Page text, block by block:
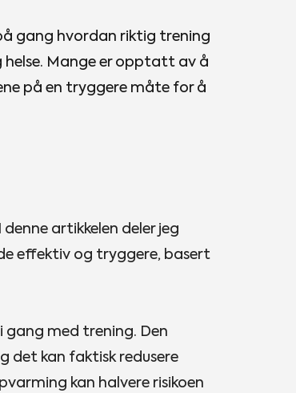
gang hvordan riktig trening
helse. Mange er opptatt av å
på en tryggere måte for å
artikkelen deler jeg
effektiv og tryggere, basert
med trening. Den
det kan faktisk redusere
kan halvere risikoen